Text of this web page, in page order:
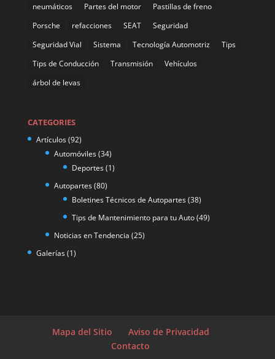
neumáticos
Partes del motor
Pastillas de freno
Porsche
refacciones SEAT
Seguridad
Seguridad Vial
Sistema Tecnología Automotriz
Tips
Tips de Conducción
Transmisión
Vehículos
árbol de levas
CATEGORIES
Artículos(92)
Automóviles(34)
Deportes(1)
Autopartes(80)
Boletines Técnicos de Autopartes(38)
Tips de Mantenimiento para tu Auto(49)
Noticias en Tendencia (25)
Galerías(1)
Mapa del Sitio
Aviso de Privacidad
Contacto